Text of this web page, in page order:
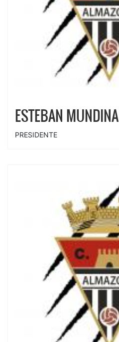
ESTEBAN MUNDINA
PRESIDENTE